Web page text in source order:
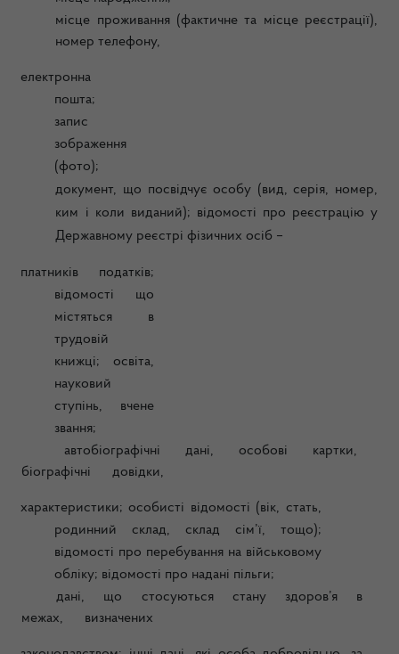
місце проживання (фактичне та місце реєстрації),
номер телефону,
електронна
пошта;
запис
зображення
(фото);
документ, що посвідчує особу (вид, серія, номер,
ким i коли виданий); відомості про реєстрацію у
Державному реєстрі фізичних осіб –
платників податків;
відомості що
містяться в
трудовій
книжці; освіта,
науковий
ступінь, вчене
звання;
автобіографічні дані, особові картки,
біографічні довідки,
характеристики; особисті відомості (вік, стать,
родинний склад, склад сім’ї, тощо);
відомості про перебування на військовому
обліку; відомості про надані пільги;
дані, що стосуються стану здоров’я в
межах, визначених